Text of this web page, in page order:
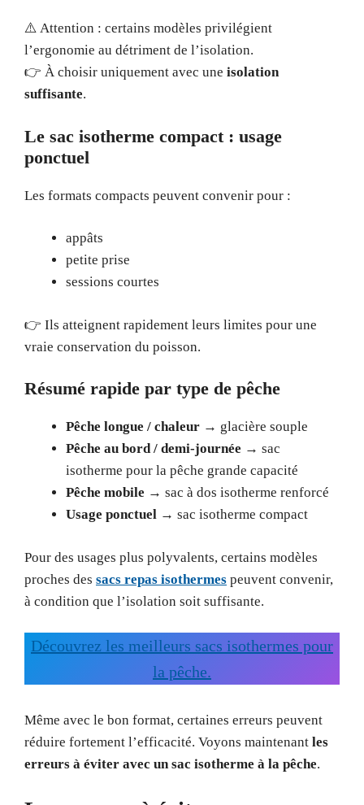
⚠️ Attention : certains modèles privilégient
l’ergonomie au détriment de l’isolation.
👉 À choisir uniquement avec une isolation
suffisante.
Le sac isotherme compact : usage
ponctuel
Les formats compacts peuvent convenir pour :
appâts
petite prise
sessions courtes
👉 Ils atteignent rapidement leurs limites pour une
vraie conservation du poisson.
Résumé rapide par type de pêche
Pêche longue / chaleur → glacière souple
Pêche au bord / demi-journée → sac
isotherme pour la pêche grande capacité
Pêche mobile → sac à dos isotherme renforcé
Usage ponctuel → sac isotherme compact
Pour des usages plus polyvalents, certains modèles
proches des sacs repas isothermes peuvent convenir,
à condition que l’isolation soit suffisante.
Découvrez les meilleurs sacs isothermes pour
la pêche.
Même avec le bon format, certaines erreurs peuvent
réduire fortement l’efficacité. Voyons maintenant les
erreurs à éviter avec un sac isotherme à la pêche.